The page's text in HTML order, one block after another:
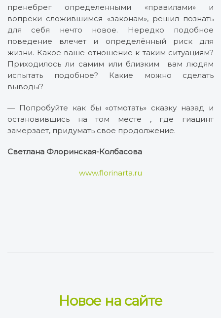
пренебрег определенными «правилами» и
вопреки сложившимся «законам», решил познать
для себя нечто новое. Нередко подобное
поведение влечет и определённый риск для
жизни. Какое ваше отношение к таким ситуациям?
Приходилось ли самим или близким вам людям
испытать подобное? Какие можно сделать
выводы?
— Попробуйте как бы «отмотать» сказку назад и
остановившись на том месте , где гиацинт
замерзает, придумать свое продолжение.
Светлана Флоринская-Колбасова
www.florinarta.ru
Новое на сайте